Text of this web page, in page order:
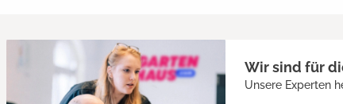
Wir sind für
Unsere Experten